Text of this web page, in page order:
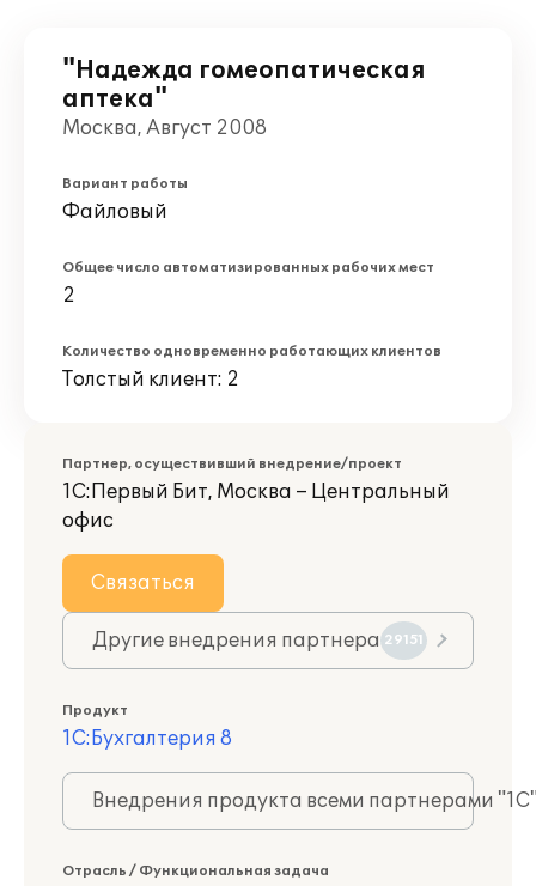
"Надежда гомеопатическая
аптека"
Москва, Август 2008
Вариант работы
Файловый
Общее число автоматизированных рабочих мест
2
Количество одновременно работающих клиентов
Толстый клиент: 2
Партнер, осуществивший внедрение/проект
1С:Первый Бит, Москва – Центральный
офис
Связаться
Другие внедрения партнера 29151
Продукт
1С:Бухгалтерия 8
Внедрения продукта всеми партнерами
Отрасль / Функциональная задача